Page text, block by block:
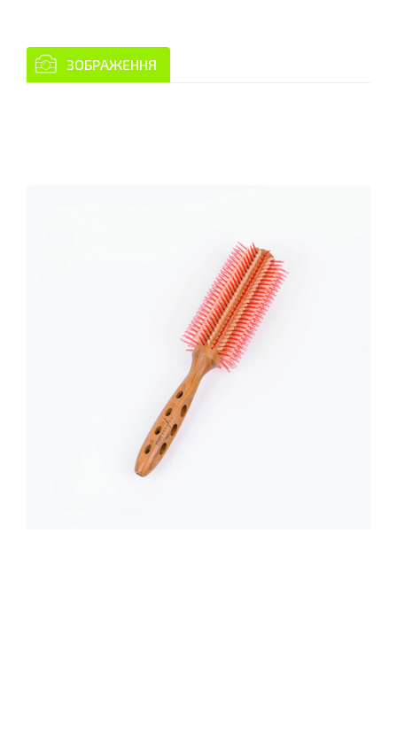
ЗОБРАЖЕННЯ